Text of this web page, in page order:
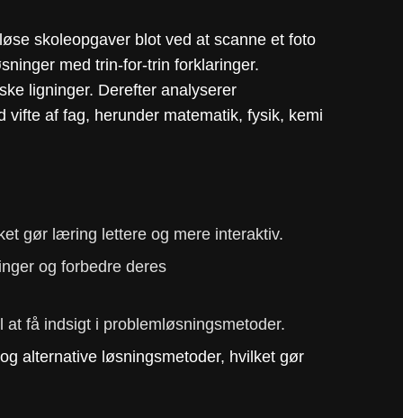
skoleopgaver blot ved at scanne et foto
med trin-for-trin forklaringer.
ligninger. Derefter analyserer
af fag, herunder matematik, fysik, kemi
gør læring lettere og mere interaktiv.
og forbedre deres
få indsigt i problemløsningsmetoder.
alternative løsningsmetoder, hvilket gør